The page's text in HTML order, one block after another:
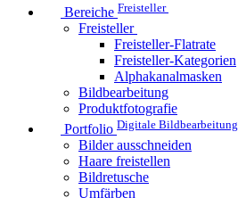
Bereiche Freisteller
Freisteller
Freisteller-Flatrate
Freisteller-Kategorien
Alphakanalmasken
Bildbearbeitung
Produktfotografie
Portfolio Digitale Bildbearbeitung
Bilder ausschneiden
Haare freistellen
Bildretusche
Umfärben